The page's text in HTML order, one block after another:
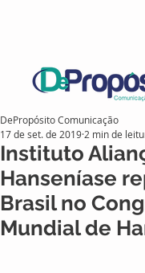
Instituto
Hanseníase
Brasil no
Mundial de
DePropósito Comunicação
17 de set. de 2019 2 min de